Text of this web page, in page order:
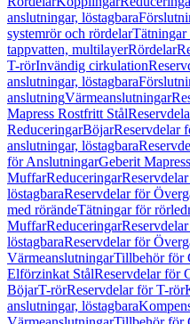
anslutningar, löstagbara
systemrör och rördelar
tappvatten, multilayerRördelar
T-rörInvändig cirkulation
anslutningar, löstagbara
anslutningVärmeanslutningar
Mapress Rostfritt Stål
ReduceringarBöjarReservdelar
anslutningar, löstagbara
för AnslutningarGeberit
MuffarReduceringar
löstagbaraReservdelar för
med rörändeTätningar för
MuffarReduceringar
löstagbaraReservdelar för
VärmeanslutningarTillbehör för
Elförzinkat StålReservdelar för
BöjarT-rörReservdelar för T-rör
anslutningar, löstagbara